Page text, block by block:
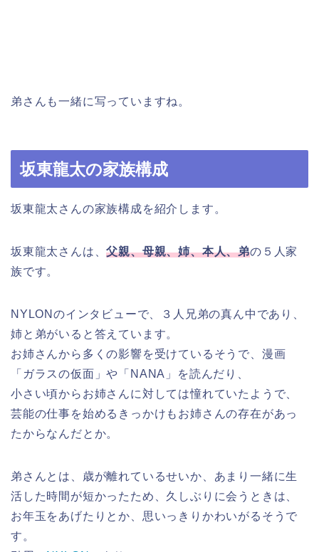
弟さんも一緒に写っていますね。
坂東龍太の家族構成
坂東龍太さんの家族構成を紹介します。
坂東龍太さんは、父親、母親、姉、本人、弟の５人家
族です。
NYLONのインタビューで、３人兄弟の真ん中であり、
姉と弟がいると答えています。
お姉さんから多くの影響を受けているそうで、漫画
「ガラスの仮面」や「NANA」を読んだり、
小さい頃からお姉さんに対しては憧れていたようで、
芸能の仕事を始めるきっかけもお姉さんの存在があっ
たからなんだとか。
弟さんとは、歳が離れているせいか、あまり一緒に生
活した時間が短かったため、久しぶりに会うときは、
お年玉をあげたりとか、思いっきりかわいがるそうで
す。